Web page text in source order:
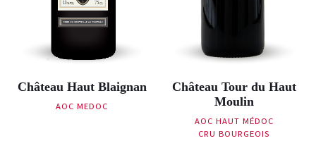
Château Haut Blaignan
AOC MEDOC
Château Tour du Haut
Moulin
AOC HAUT MÉDOC
CRU BOURGEOIS